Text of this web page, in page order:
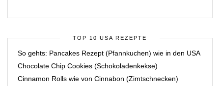
TOP 10 USA REZEPTE
So gehts: Pancakes Rezept (Pfannkuchen) wie in den USA
Chocolate Chip Cookies (Schokoladenkekse)
Cinnamon Rolls wie von Cinnabon (Zimtschnecken)